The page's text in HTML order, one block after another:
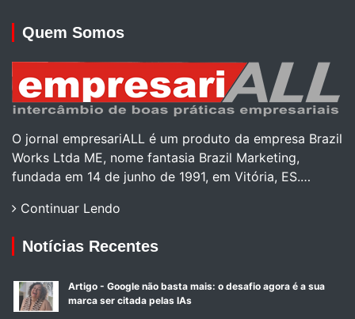
Quem Somos
O jornal empresariALL é um produto da empresa Brazil
Works Ltda ME, nome fantasia Brazil Marketing,
fundada em 14 de junho de 1991, em Vitória, ES.…
Continuar Lendo
Notícias Recentes
Artigo - Google não basta mais: o desafio agora é a sua
marca ser citada pelas IAs